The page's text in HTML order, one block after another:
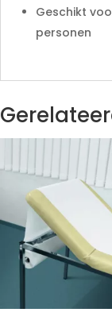
Geschikt
personen